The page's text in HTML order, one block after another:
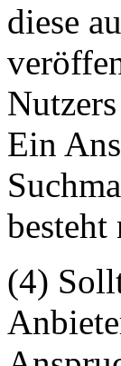
diese
Ein
besteht
(4)